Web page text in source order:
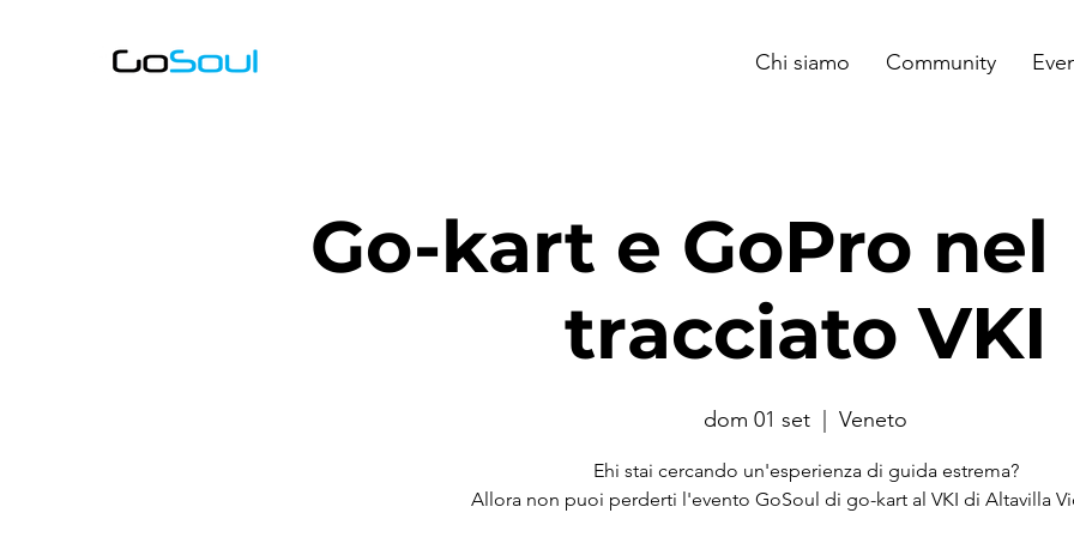
Chi siamo Community
Go-kart e GoPro
tracciato VKI
dom 01 set Veneto
Ehi stai cercando un'esperienza di guida estrema?
Allora non puoi perderti l'evento GoSoul di go-kart al VKI di Altavilla